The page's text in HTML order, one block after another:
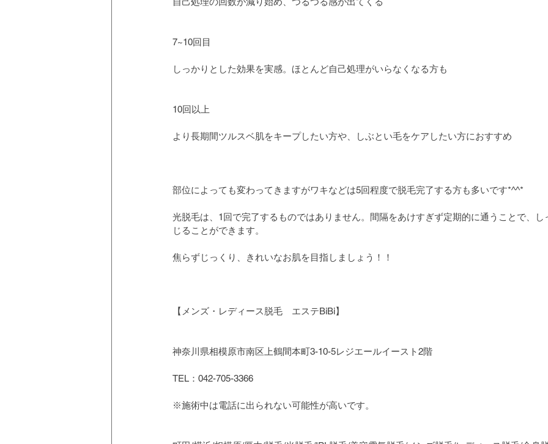
7~10回目
しっかりとした効果を実感。ほとんど自己処理がいらなくなる方も
10回以上
より長期間ツルスベ肌をキープしたい方や、しぶとい毛をケアしたい方におすすめ
部位によっても変わってきますがワキなどは5回程度で脱毛完了する方も多いです*^^*
光脱毛は、1回で完了するものではありません。間隔をあけすぎず定期的に通うことで、し
じることができます。
焦らずじっくり、きれいなお肌を目指しましょう！！
【メンズ・レディース脱毛　エステBiBi】
神奈川県相模原市南区上鶴間本町3-10-5レジエールイースト2階
TEL：042-705-3366
※施術中は電話に出られない可能性が高いです。